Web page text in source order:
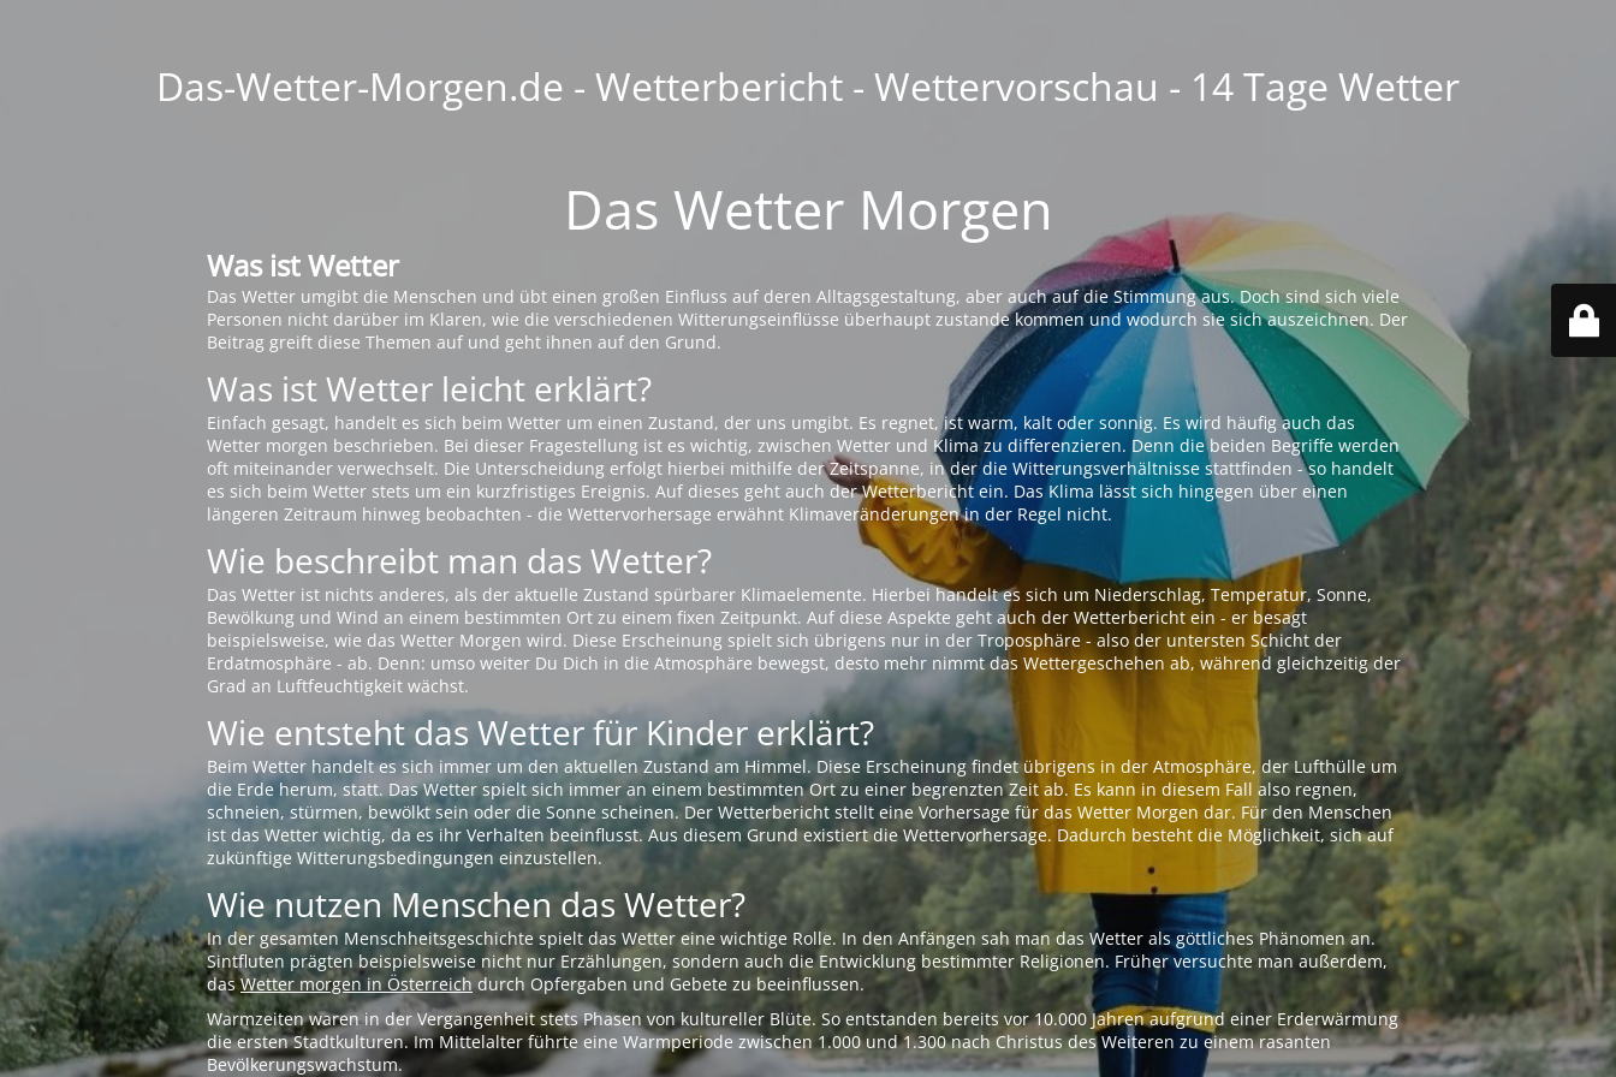
Das-Wetter-Morgen.de - Wetterbericht - Wettervorschau - 14 Tage Wetter
Das Wetter Morgen
Was ist Wetter
Das Wetter umgibt die Menschen und übt einen großen Einfluss auf deren Alltagsgestaltung, aber auch auf die Stimmung aus. Doch sind sich viele
Personen nicht darüber im Klaren, wie die verschiedenen Witterungseinflüsse überhaupt zustande kommen und wodurch sie sich auszeichnen. Der
Beitrag greift diese Themen auf und geht ihnen auf den Grund.
Was ist Wetter leicht erklärt?
Einfach gesagt, handelt es sich beim Wetter um einen Zustand, der uns umgibt. Es regnet, ist warm, kalt oder sonnig. Es wird häufig auch das
Wetter morgen beschrieben. Bei dieser Fragestellung ist es wichtig, zwischen Wetter und Klima zu differenzieren. Denn die beiden Begriffe werden
oft miteinander verwechselt. Die Unterscheidung erfolgt hierbei mithilfe der Zeitspanne, in der die Witterungsverhältnisse stattfinden - so handelt
es sich beim Wetter stets um ein kurzfristiges Ereignis. Auf dieses geht auch der Wetterbericht ein. Das Klima lässt sich hingegen über einen
längeren Zeitraum hinweg beobachten - die Wettervorhersage erwähnt Klimaveränderungen in der Regel nicht.
Wie beschreibt man das Wetter?
Das Wetter ist nichts anderes, als der aktuelle Zustand spürbarer Klimaelemente. Hierbei handelt es sich um Niederschlag, Temperatur, Sonne,
Bewölkung und Wind an einem bestimmten Ort zu einem fixen Zeitpunkt. Auf diese Aspekte geht auch der Wetterbericht ein - er besagt
beispielsweise, wie das Wetter Morgen wird. Diese Erscheinung spielt sich übrigens nur in der Troposphäre - also der untersten Schicht der
Erdatmosphäre - ab. Denn: umso weiter Du Dich in die Atmosphäre bewegst, desto mehr nimmt das Wettergeschehen ab, während gleichzeitig der
Grad an Luftfeuchtigkeit wächst.
Wie entsteht das Wetter für Kinder erklärt?
Beim Wetter handelt es sich immer um den aktuellen Zustand am Himmel. Diese Erscheinung findet übrigens in der Atmosphäre, der Lufthülle um
die Erde herum, statt. Das Wetter spielt sich immer an einem bestimmten Ort zu einer begrenzten Zeit ab. Es kann in diesem Fall also regnen,
schneien, stürmen, bewölkt sein oder die Sonne scheinen. Der Wetterbericht stellt eine Vorhersage für das Wetter Morgen dar. Für den Menschen
ist das Wetter wichtig, da es ihr Verhalten beeinflusst. Aus diesem Grund existiert die Wettervorhersage. Dadurch besteht die Möglichkeit, sich auf
zukünftige Witterungsbedingungen einzustellen.
Wie nutzen Menschen das Wetter?
In der gesamten Menschheitsgeschichte spielt das Wetter eine wichtige Rolle. In den Anfängen sah man das Wetter als göttliches Phänomen an.
Sintfluten prägten beispielsweise nicht nur Erzählungen, sondern auch die Entwicklung bestimmter Religionen. Früher versuchte man außerdem,
dasWetter morgen in Österreichdurch Opfergaben und Gebete zu beeinflussen.
Warmzeiten waren in der Vergangenheit stets Phasen von kultureller Blüte. So entstanden bereits vor 10.000 Jahren aufgrund einer Erderwärmung
die ersten Stadtkulturen. Im Mittelalter führte eine Warmperiode zwischen 1.000 und 1.300 nach Christus des Weiteren zu einem rasanten
Bevölkerungswachstum.